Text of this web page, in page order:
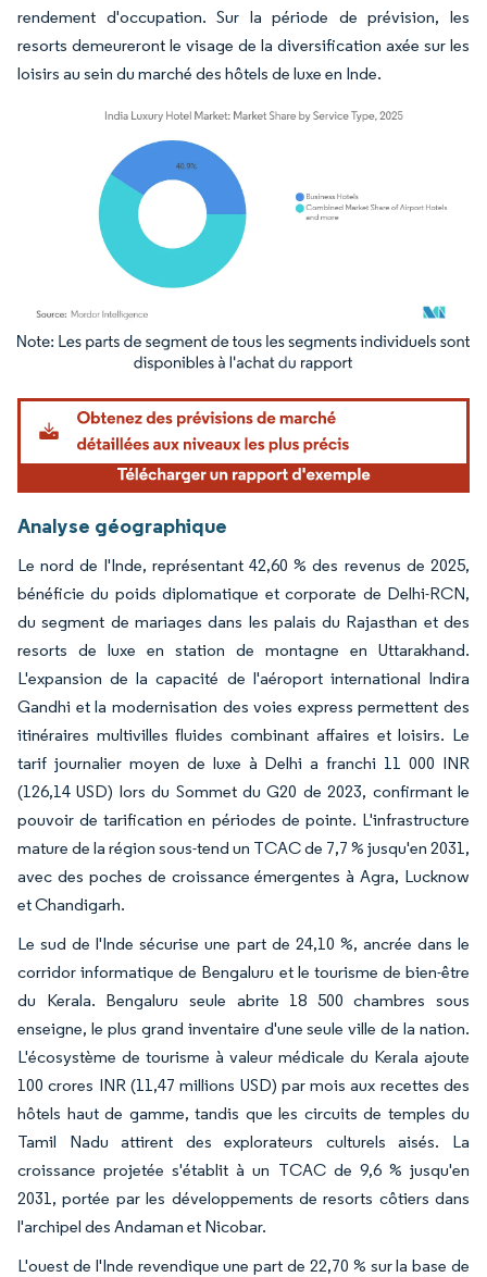
rendement d'occupation. Sur la période de prévision, les
resorts demeureront le visage de la diversification axée sur les
loisirs au sein du marché des hôtels de luxe en Inde.
Image © Mordor Intelligence. La réutilisation nécessite une attribution sous CC BY
Analyse géographique
Le nord de l'Inde, représentant 42,60 % des revenus de 2025,
bénéficie du poids diplomatique et corporate de Delhi-RCN,
du segment de mariages dans les palais du Rajasthan et des
resorts de luxe en station de montagne en Uttarakhand.
L'expansion de la capacité de l'aéroport international Indira
Gandhi et la modernisation des voies express permettent des
itinéraires multivilles fluides combinant affaires et loisirs. Le
tarif journalier moyen de luxe à Delhi a franchi 11 000 INR
(126,14 USD) lors du Sommet du G20 de 2023, confirmant le
pouvoir de tarification en périodes de pointe. L'infrastructure
mature de la région sous-tend un TCAC de 7,7 % jusqu'en 2031,
avec des poches de croissance émergentes à Agra, Lucknow
et Chandigarh.
Le sud de l'Inde sécurise une part de 24,10 %, ancrée dans le
corridor informatique de Bengaluru et le tourisme de bien-être
du Kerala. Bengaluru seule abrite 18 500 chambres sous
enseigne, le plus grand inventaire d'une seule ville de la nation.
L'écosystème de tourisme à valeur médicale du Kerala ajoute
100 crores INR (11,47 millions USD) par mois aux recettes des
hôtels haut de gamme, tandis que les circuits de temples du
Tamil Nadu attirent des explorateurs culturels aisés. La
croissance projetée s'établit à un TCAC de 9,6 % jusqu'en
2031, portée par les développements de resorts côtiers dans
l'archipel des Andaman et Nicobar.
L'ouest de l'Inde revendique une part de 22,70 % sur la base de